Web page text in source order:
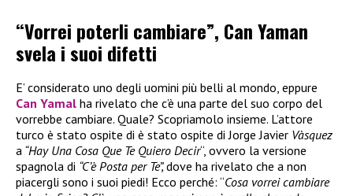
“Vorrei poterli cambiare”, Can Yaman
svela i suoi difetti
E’ considerato uno degli uomini più belli al mondo, eppure
Can Yamal ha rivelato che c’è una parte del suo corpo del
vorrebbe cambiare. Quale? Scopriamolo insieme. L’attore
turco è stato ospite di è stato ospite di Jorge Javier Vàsquez
a “Hay Una Cosa Que Te Quiero Decir“, ovvero la versione
spagnola di “C’è Posta per Te”,dove ha rivelato che a non
piacergli sono i suoi piedi! Ecco perché: “Cosa vorrei cambiare